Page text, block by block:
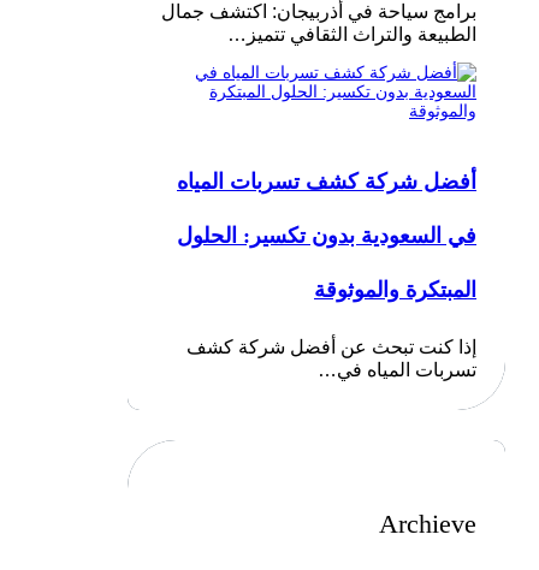
برامج سياحة في أذربيجان: اكتشف جمال
الطبيعة والتراث الثقافي تتميز…
أفضل شركة كشف تسربات المياه
في السعودية بدون تكسير: الحلول
المبتكرة والموثوقة
إذا كنت تبحث عن أفضل شركة كشف
تسربات المياه في…
Archieve